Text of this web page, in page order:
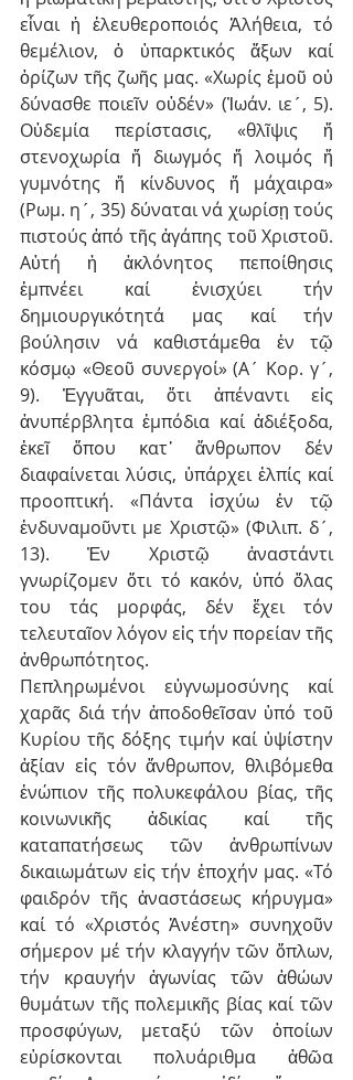
εἶναι ἡ ἐλευθεροποιός Ἀλήθεια, τό
θεμέλιον, ὁ ὑπαρκτικός ἄξων καί
ὁρίζων τῆς ζωῆς μας. «Χωρίς ἐμοῦ οὐ
δύνασθε ποιεῖν οὐδέν» (Ἰωάν. ιε´, 5).
Οὐδεμία περίστασις, «θλῖψις ἤ
στενοχωρία ἤ διωγμός ἤ λοιμός ἤ
γυμνότης ἤ κίνδυνος ἤ μάχαιρα»
(Ρωμ. η´, 35) δύναται νά χωρίσῃ τούς
πιστούς ἀπό τῆς ἀγάπης τοῦ Χριστοῦ.
Αὐτή ἡ ἀκλόνητος πεποίθησις
ἐμπνέει καί ἐνισχύει τήν
δημιουργικότητά μας καί τήν
βούλησιν νά καθιστάμεθα ἐν τῷ
κόσμῳ «Θεοῦ συνεργοί» (Α´ Κορ. γ´,
9). Ἐγγυᾶται, ὅτι ἀπέναντι εἰς
ἀνυπέρβλητα ἐμπόδια καί ἀδιέξοδα,
ἐκεῖ ὅπου κατ᾽ ἄνθρωπον δέν
διαφαίνεται λύσις, ὑπάρχει ἐλπίς καί
προοπτική. «Πάντα ἰσχύω ἐν τῷ
ἐνδυναμοῦντι με Χριστῷ» (Φιλιπ. δ´,
13). Ἐν Χριστῷ ἀναστάντι
γνωρίζομεν ὅτι τό κακόν, ὑπό ὅλας
του τάς μορφάς, δέν ἔχει τόν
τελευταῖον λόγον εἰς τήν πορείαν τῆς
ἀνθρωπότητος.
Πεπληρωμένοι εὐγνωμοσύνης καί
χαρᾶς διά τήν ἀποδοθεῖσαν ὑπό τοῦ
Κυρίου τῆς δόξης τιμήν καί ὑψίστην
ἀξίαν εἰς τόν ἄνθρωπον, θλιβόμεθα
ἐνώπιον τῆς πολυκεφάλου βίας, τῆς
κοινωνικῆς ἀδικίας καί τῆς
καταπατήσεως τῶν ἀνθρωπίνων
δικαιωμάτων εἰς τήν ἐποχήν μας. «Τό
φαιδρόν τῆς ἀναστάσεως κήρυγμα»
καί τό «Χριστός Ἀνέστη» συνηχοῦν
σήμερον μέ τήν κλαγγήν τῶν ὅπλων,
τήν κραυγήν ἀγωνίας τῶν ἀθώων
θυμάτων τῆς πολεμικῆς βίας καί τῶν
προσφύγων, μεταξύ τῶν ὁποίων
εὑρίσκονται πολυάριθμα ἀθῶα